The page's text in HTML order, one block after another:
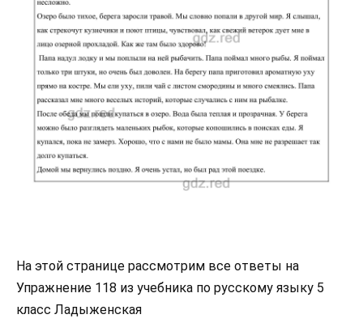
На этой странице рассмотрим все ответы на
Упражнение 118 из учебника по русскому языку 5
класс Ладыженская